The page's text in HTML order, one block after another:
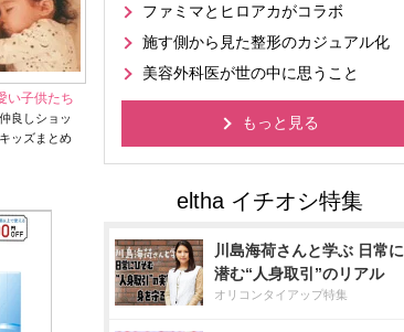
い子供たち
良しショッ
ッズまとめ
ファミマとヒロアカがコラボ
施す側から見た整形のカジュアル化
美容外科医が世の中に思うこと
もっと見る
川島海荷さんと学ぶ 日常に
潜む“人身取引”のリアル
オリコンタイアップ特集